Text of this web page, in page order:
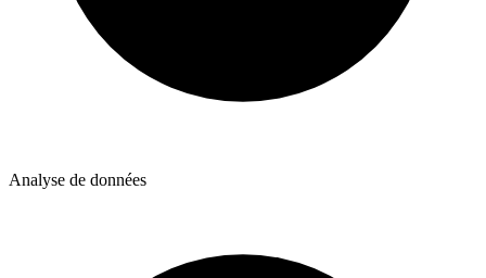
Analyse de données